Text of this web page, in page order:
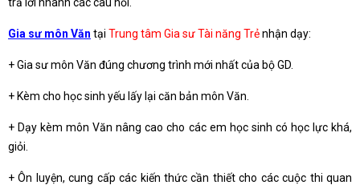
Gia sư môn Văn tại Trung tâm Gia sư Tài năng Trẻnhận dạy:
+ Gia sư môn Văn đúng chương trình mới nhất của bộ GD.
+ Kèm cho học sinh yếu lấy lại căn bản môn Văn.
+ Dạy kèm môn Văn nâng cao cho các em học sinh có học lực khá,
giỏi.
+ Ôn luyện, cung cấp các kiến thức cần thiết cho các cuộc thi quan